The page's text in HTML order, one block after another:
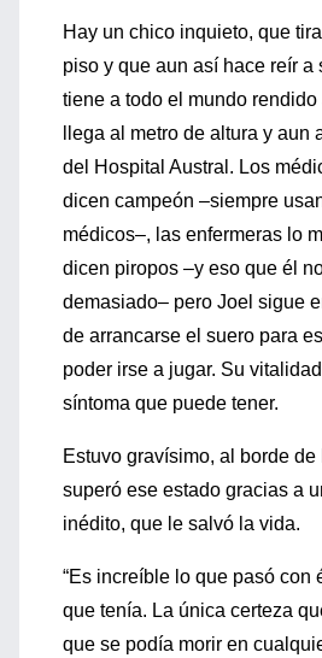
Hay un chico inquieto, que
piso y que aun así hace reír a
tiene a todo el mundo
llega al metro de altura y aun
del Hospital Austral. Los
dicen campeón –siempre
médicos–, las enfermeras lo
dicen piropos –y eso que él
demasiado– pero Joel sigue
de arrancarse el suero para
poder irse a jugar. Su
síntoma que puede tener.
Estuvo gravísimo, al borde de
superó ese estado gracias a
inédito, que le salvó la vida.
“Es increíble lo que pasó con
que tenía. La única certeza
que se podía morir en